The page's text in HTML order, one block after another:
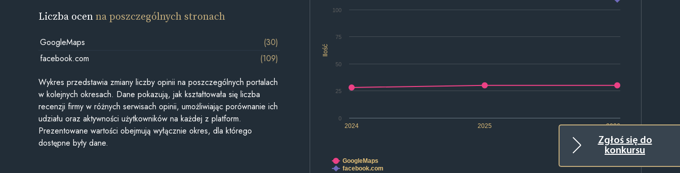
Zgłoś się do
konkursu
Ilość
2024 2025 2026
100
0
25
50
75
GoogleMaps
facebook.com
Liczba ocenna poszczególnych stronach
GoogleMaps
(30)
facebook.com
(109)
Wykres przedstawia zmiany liczby opinii na poszczególnych portalach
w kolejnych okresach. Dane pokazują, jak kształtowała się liczba
recenzji firmy w różnych serwisach opinii, umożliwiając porównanie ich
udziału oraz aktywności użytkowników na każdej z platform.
Prezentowane wartości obejmują wyłącznie okres, dla którego
dostępne były dane.